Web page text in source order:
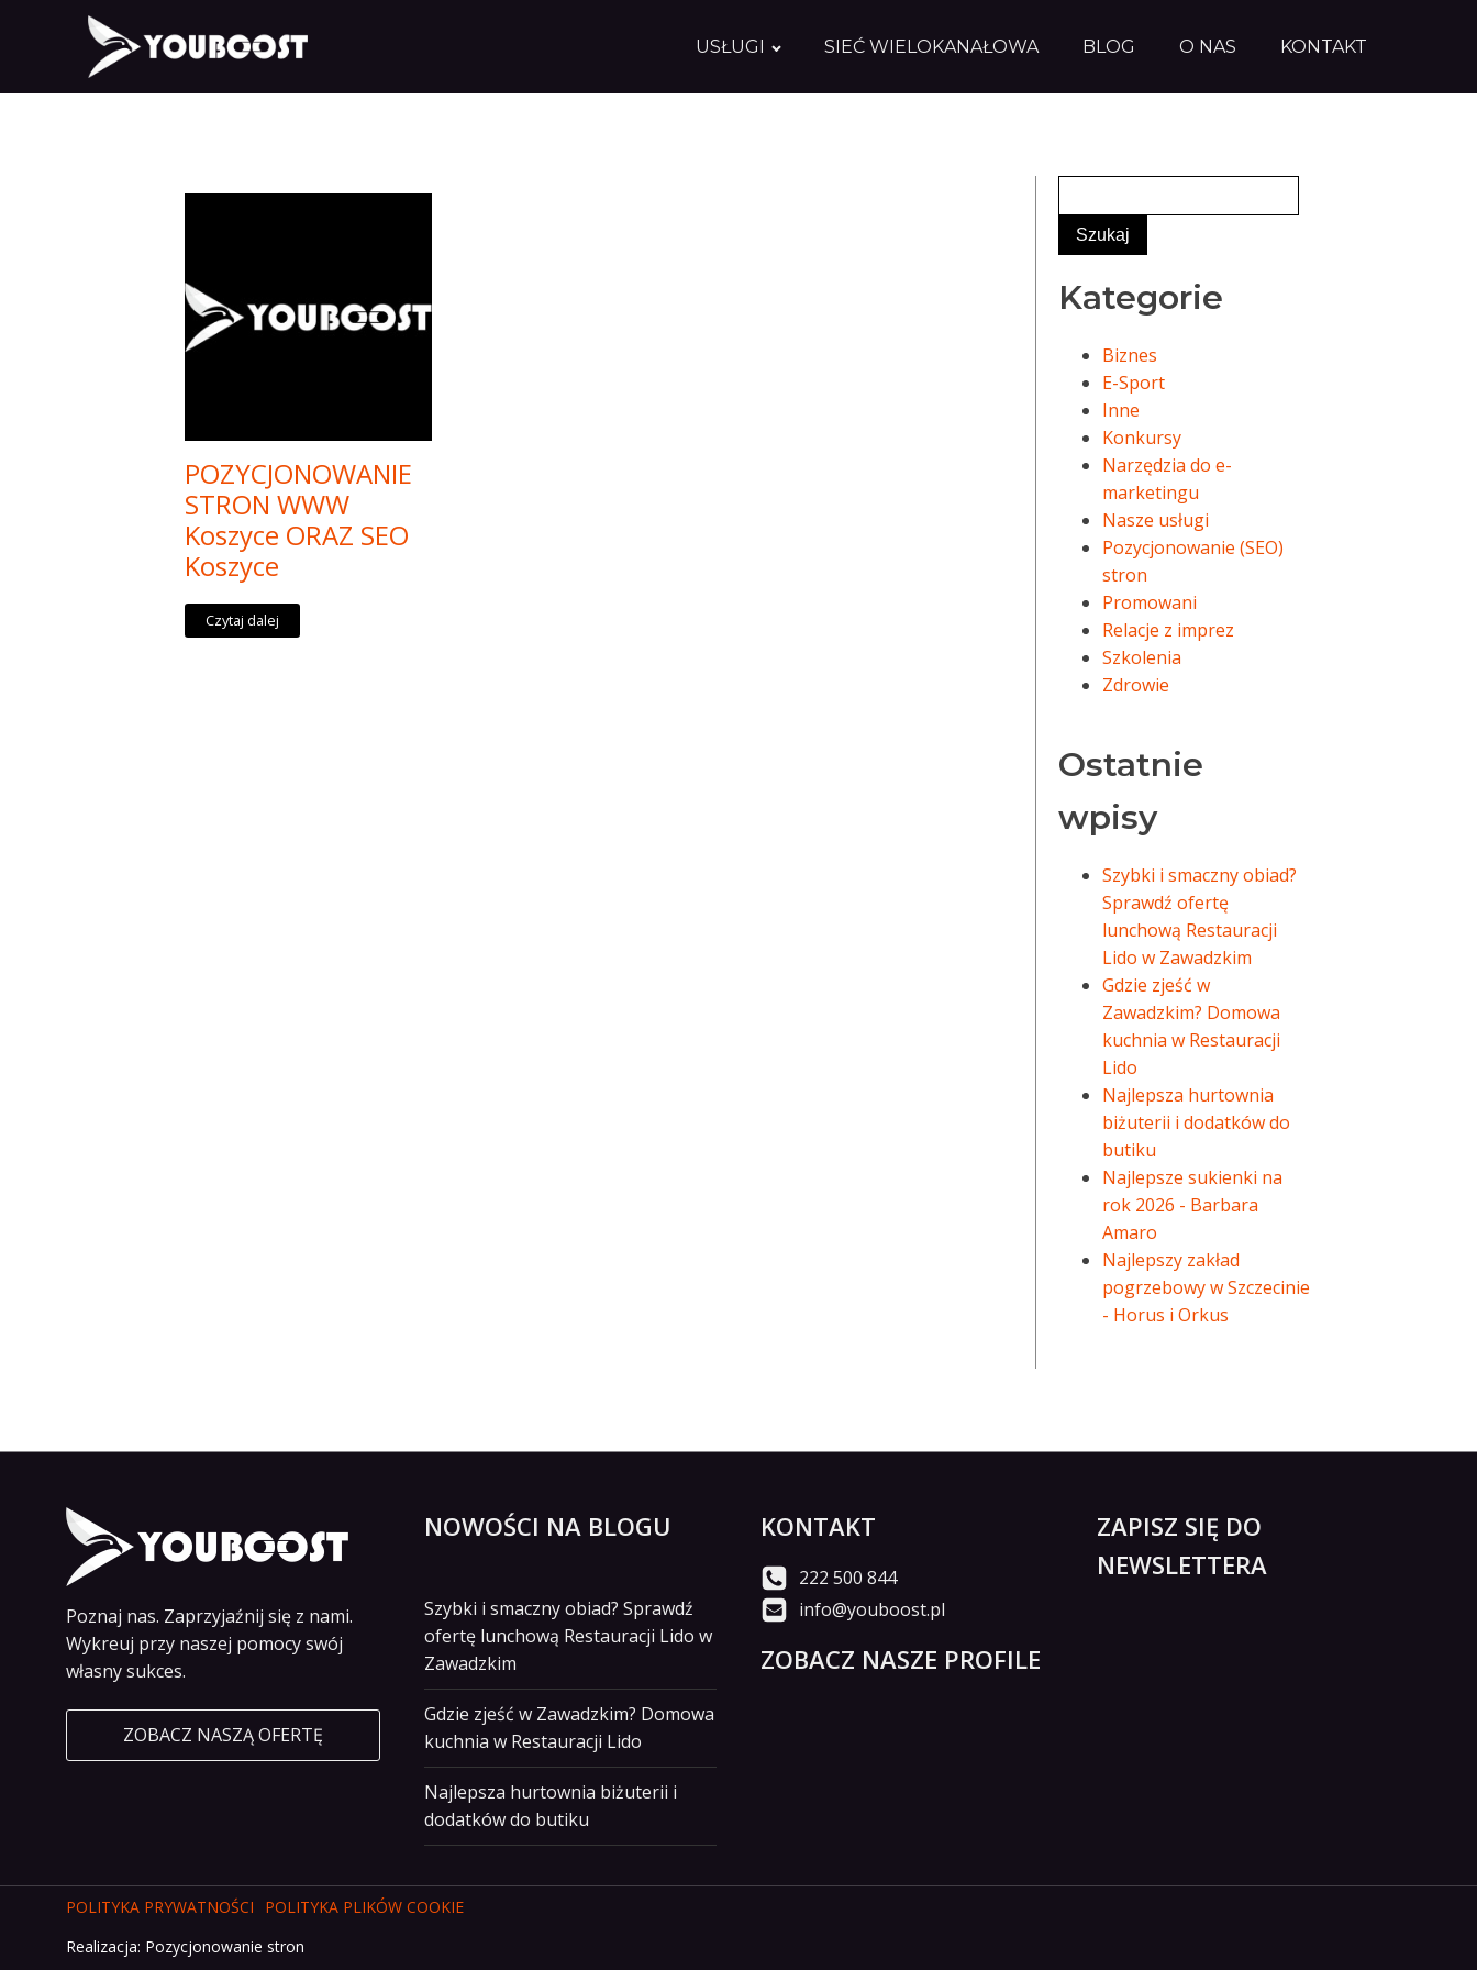
USŁUGI SIEĆ WIELOKANAŁOWA BLOG O NAS KONTAKT
POZYCJONOWANIE
STRON WWW
Koszyce ORAZ SEO
Koszyce
Czytaj dalej
Kategorie
Biznes
E-Sport
Inne
Konkursy
Narzędzia do e-
marketingu
Nasze usługi
Pozycjonowanie (SEO)
stron
Promowani
Relacje z imprez
Szkolenia
Zdrowie
Ostatnie
wpisy
Szybki i smaczny obiad?
Sprawdź ofertę
lunchową Restauracji
Lido w Zawadzkim
Gdzie zjeść w
Zawadzkim? Domowa
kuchnia w Restauracji
Lido
Najlepsza hurtownia
biżuterii i dodatków do
butiku
Najlepsze sukienki na
rok 2026 - Barbara
Amaro
Najlepszy zakład
pogrzebowy w Szczecinie
- Horus i Orkus
Poznaj nas. Zaprzyjaźnij się z nami.
Wykreuj przy naszej pomocy swój
własny sukces.
ZOBACZ NASZĄ OFERTĘ
NOWOŚCI NA BLOGU
Szybki i smaczny obiad? Sprawdź
ofertę lunchową Restauracji Lido w
Zawadzkim
Gdzie zjeść w Zawadzkim? Domowa
kuchnia w Restauracji Lido
Najlepsza hurtownia biżuterii i
dodatków do butiku
KONTAKT
222 500 844
info@youboost.pl
ZOBACZ NASZE PROFILE
ZAPISZ SIĘ DO
NEWSLETTERA
POLITYKA PRYWATNOŚCI
POLITYKA PLIKÓW COOKIE
Realizacja: Pozycjonowanie stron